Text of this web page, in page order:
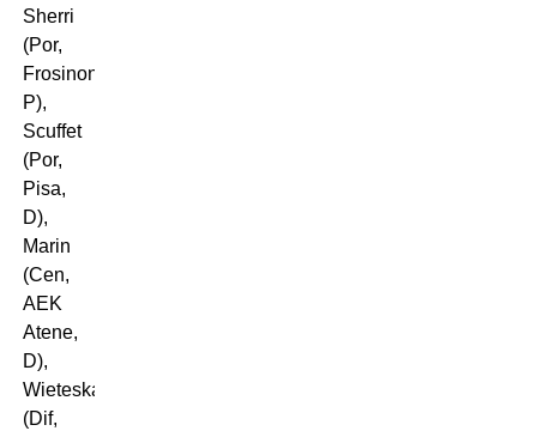
Sherri
(Por,
Frosinone,
P),
Scuffet
(Por,
Pisa,
D),
Marin
(Cen,
AEK
Atene,
D),
Wieteska
(Dif,